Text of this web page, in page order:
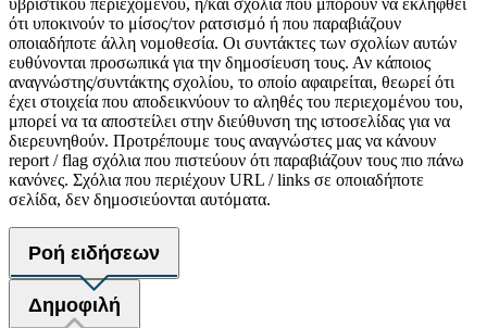
ότι υποκινούν το μίσος/τον ρατσισμό ή που παραβιάζουν
οποιαδήποτε άλλη νομοθεσία. Οι συντάκτες των σχολίων αυτών
ευθύνονται προσωπικά για την δημοσίευση τους. Αν κάποιος
αναγνώστης/συντάκτης σχολίου, το οποίο αφαιρείται, θεωρεί ότι
έχει στοιχεία που αποδεικνύουν το αληθές του περιεχομένου του,
μπορεί να τα αποστείλει στην διεύθυνση της ιστοσελίδας για να
διερευνηθούν. Προτρέπουμε τους αναγνώστες μας να κάνουν
report / flag σχόλια που πιστεύουν ότι παραβιάζουν τους πιο πάνω
κανόνες. Σχόλια που περιέχουν URL / links σε οποιαδήποτε
σελίδα, δεν δημοσιεύονται αυτόματα.
Ροή ειδήσεων
Δημοφιλή